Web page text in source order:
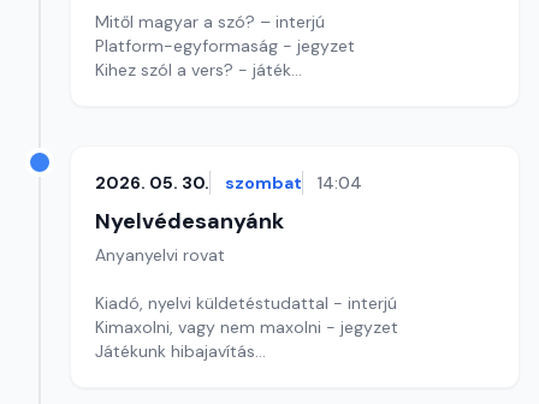
Mitől magyar a szó? – interjú
Platform-egyformaság - jegyzet
Kihez szól a vers? - játék
2026. 05. 30. szombat 14:04
Nyelvédesanyánk
Anyanyelvi rovat
Kiadó, nyelvi küldetéstudattal - interjú
Kimaxolni, vagy nem maxolni - jegyzet
Játékunk hibajavítás